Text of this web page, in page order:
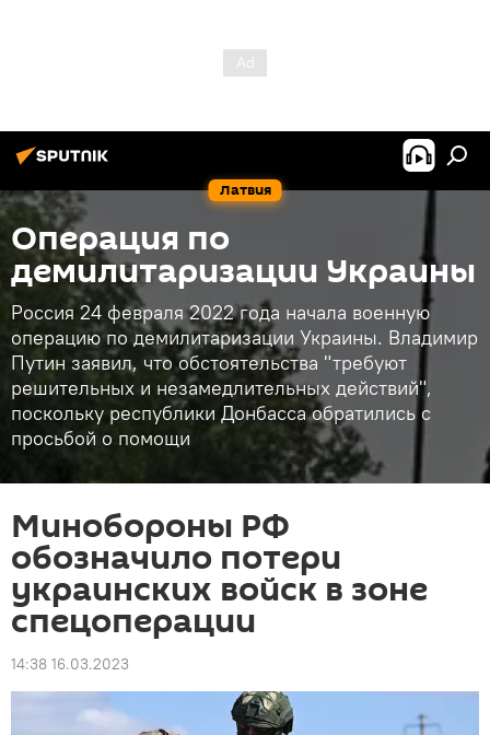
Латвия
Операция по
демилитаризации Украины
Россия 24 февраля 2022 года начала военную
операцию по демилитаризации Украины. Владимир
Путин заявил, что обстоятельства "требуют
решительных и незамедлительных действий",
поскольку республики Донбасса обратились с
просьбой о помощи
Минобороны РФ
обозначило потери
украинских войск в зоне
спецоперации
14:38 16.03.2023